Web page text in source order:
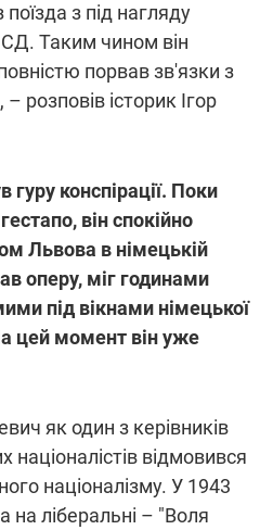
поїзда з під нагляду
Таким чином він
порвав зв'язки з
розповів історик Ігор
конспірації. Поки
він спокійно
Львова в німецькій
оперу, міг годинами
під вікнами німецької
цей момент він уже
як один з керівників
націоналістів відмовився
націоналізму. У 1943
на ліберальні – "Воля